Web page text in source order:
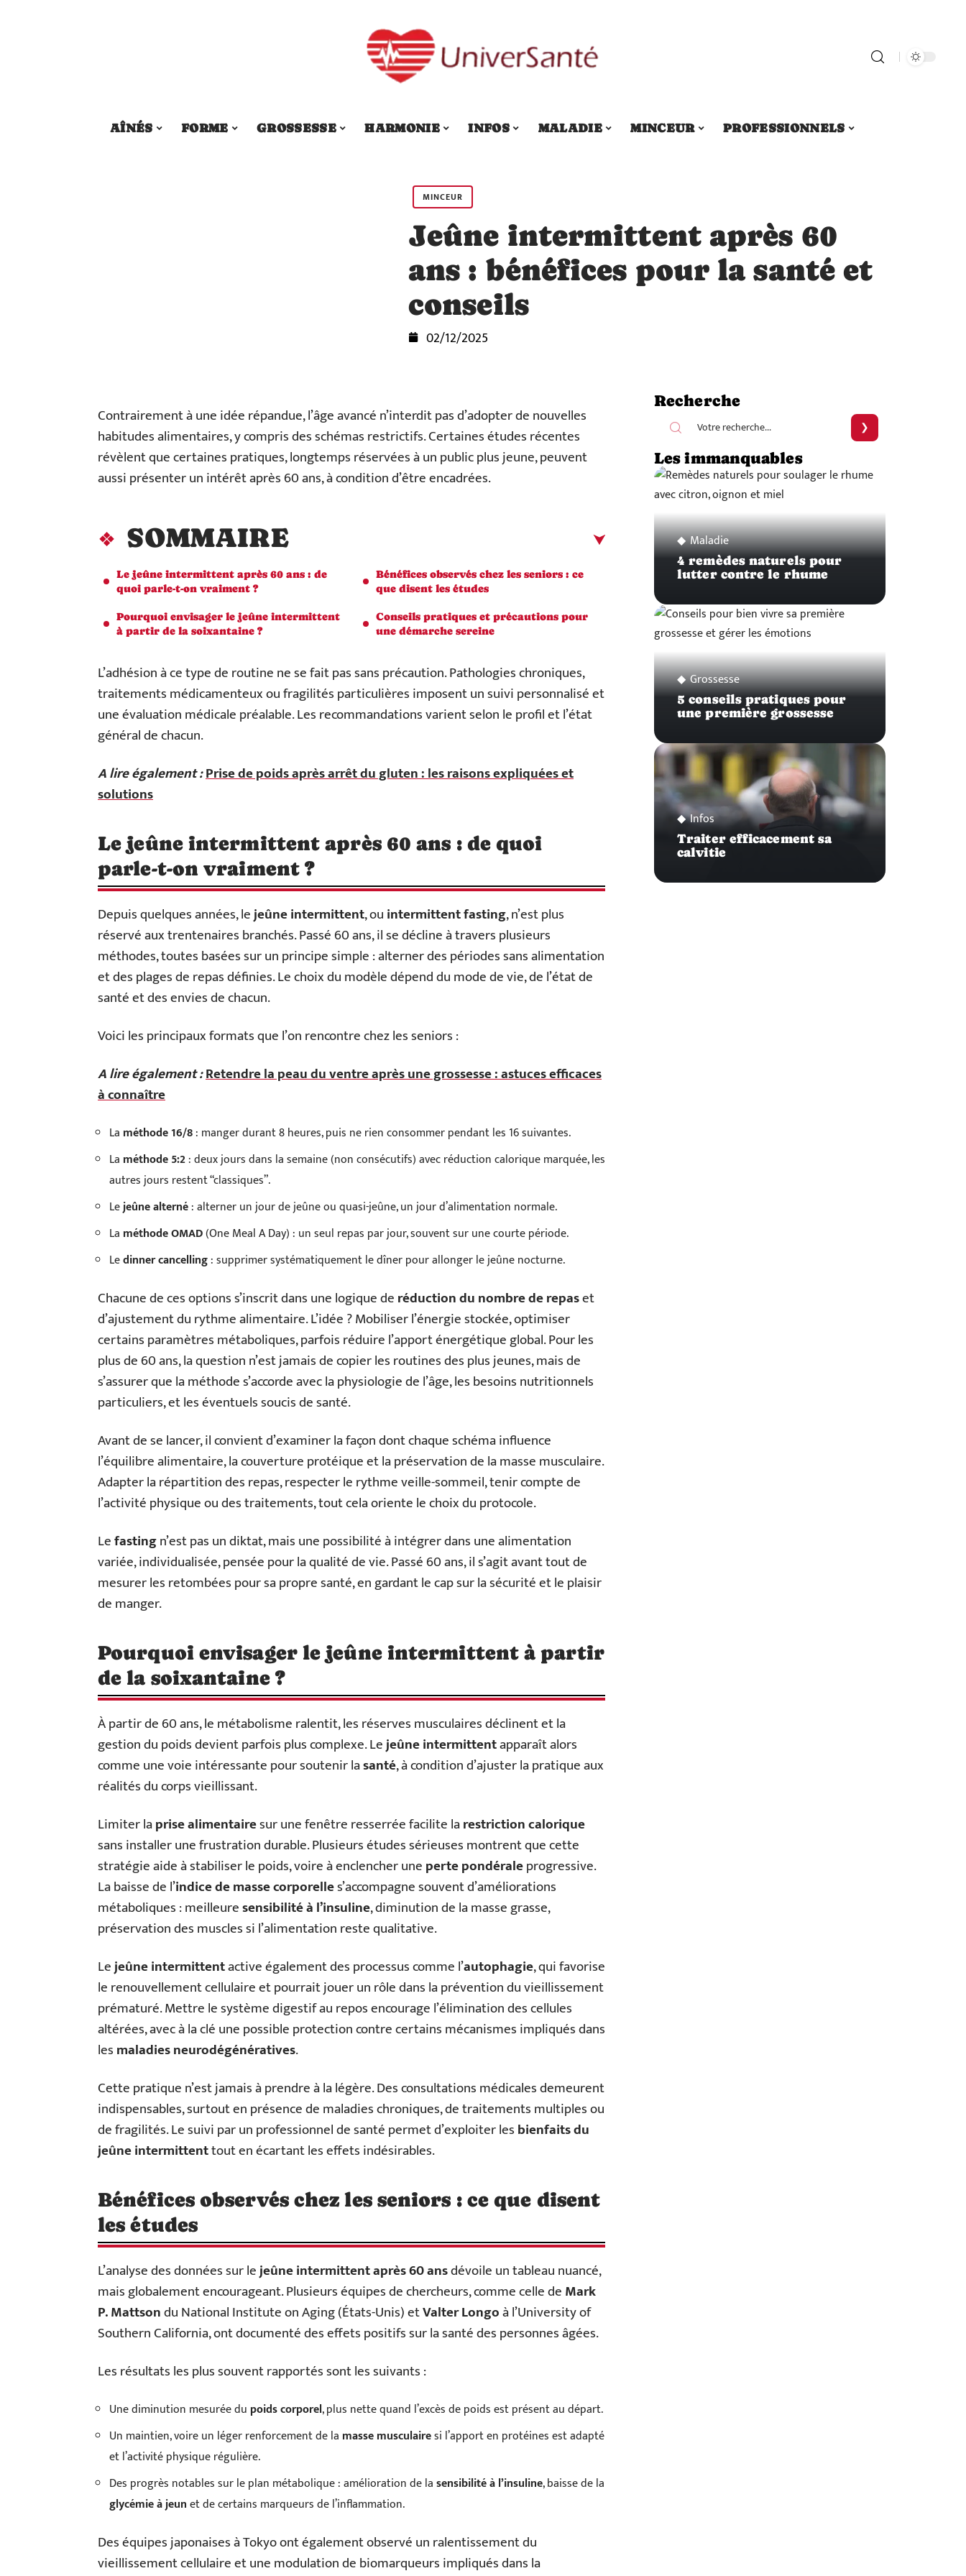
AÎNÉS FORME GROSSESSE HARMONIE INFOS MALADIE MINCEUR PROFESSIONNELS
MINCEUR
Jeûne intermittent après 60
ans : bénéfices pour la santé et
conseils
02/12/2025
Contrairement à une idée répandue, l’âge avancé n’interdit pas d’adopter de nouvelles
habitudes alimentaires, y compris des schémas restrictifs. Certaines études récentes
révèlent que certaines pratiques, longtemps réservées à un public plus jeune, peuvent
aussi présenter un intérêt après 60 ans, à condition d’être encadrées.
SOMMAIRE
Le jeûne intermittent après 60 ans : de
quoi parle-t-on vraiment ?
Pourquoi envisager le jeûne intermittent
à partir de la soixantaine ?
Bénéfices observés chez les seniors : ce
que disent les études
Conseils pratiques et précautions pour
une démarche sereine
L’adhésion à ce type de routine ne se fait pas sans précaution. Pathologies chroniques,
traitements médicamenteux ou fragilités particulières imposent un suivi personnalisé et
une évaluation médicale préalable. Les recommandations varient selon le profil et l’état
général de chacun.
A lire également :Prise de poids après arrêt du gluten : les raisons expliquées et
solutions
Le jeûne intermittent après 60 ans : de quoi
parle-t-on vraiment ?
Depuis quelques années, lejeûne intermittent, ouintermittent fasting, n’est plus
réservé aux trentenaires branchés. Passé 60 ans, il se décline à travers plusieurs
méthodes, toutes basées sur un principe simple : alterner des périodes sans alimentation
et des plages de repas définies. Le choix du modèle dépend du mode de vie, de l’état de
santé et des envies de chacun.
Voici les principaux formats que l’on rencontre chez les seniors :
A lire également :Retendre la peau du ventre après une grossesse : astuces efficaces
à connaître
La méthode 16/8: manger durant 8 heures, puis ne rien consommer pendant les 16 suivantes.
La méthode 5:2: deux jours dans la semaine (non consécutifs) avec réduction calorique marquée, les
autres jours restent “classiques”.
Lejeûne alterné: alterner un jour de jeûne ou quasi-jeûne, un jour d’alimentation normale.
La méthode OMAD(One Meal A Day) : un seul repas par jour, souvent sur une courte période.
Ledinner cancelling: supprimer systématiquement le dîner pour allonger le jeûne nocturne.
Chacune de ces options s’inscrit dans une logique deréduction du nombre de repaset
d’ajustement du rythme alimentaire. L’idée ? Mobiliser l’énergie stockée, optimiser
certains paramètres métaboliques, parfois réduire l’apport énergétique global. Pour les
plus de 60 ans, la question n’est jamais de copier les routines des plus jeunes, mais de
s’assurer que la méthode s’accorde avec la physiologie de l’âge, les besoins nutritionnels
particuliers, et les éventuels soucis de santé.
Avant de se lancer, il convient d’examiner la façon dont chaque schéma influence
l’équilibre alimentaire, la couverture protéique et la préservation de la masse musculaire.
Adapter la répartition des repas, respecter le rythme veille-sommeil, tenir compte de
l’activité physique ou des traitements, tout cela oriente le choix du protocole.
Lefastingn’est pas un diktat, mais une possibilité à intégrer dans une alimentation
variée, individualisée, pensée pour la qualité de vie. Passé 60 ans, il s’agit avant tout de
mesurer les retombées pour sa propre santé, en gardant le cap sur la sécurité et le plaisir
de manger.
Pourquoi envisager le jeûne intermittent à partir
de la soixantaine ?
À partir de 60 ans, le métabolisme ralentit, les réserves musculaires déclinent et la
gestion du poids devient parfois plus complexe. Lejeûne intermittentapparaît alors
comme une voie intéressante pour soutenir lasanté, à condition d’ajuster la pratique aux
réalités du corps vieillissant.
Limiter laprise alimentairesur une fenêtre resserrée facilite larestriction calorique
sans installer une frustration durable. Plusieurs études sérieuses montrent que cette
stratégie aide à stabiliser le poids, voire à enclencher uneperte pondéraleprogressive.
La baisse de l’indice de masse corporelles’accompagne souvent d’améliorations
métaboliques : meilleuresensibilité à l’insuline, diminution de la masse grasse,
préservation des muscles si l’alimentation reste qualitative.
Lejeûne intermittentactive également des processus comme l’autophagie, qui favorise
le renouvellement cellulaire et pourrait jouer un rôle dans la prévention du vieillissement
prématuré. Mettre le système digestif au repos encourage l’élimination des cellules
altérées, avec à la clé une possible protection contre certains mécanismes impliqués dans
lesmaladies neurodégénératives.
Cette pratique n’est jamais à prendre à la légère. Des consultations médicales demeurent
indispensables, surtout en présence de maladies chroniques, de traitements multiples ou
de fragilités. Le suivi par un professionnel de santé permet d’exploiter lesbienfaits du
jeûne intermittenttout en écartant les effets indésirables.
Bénéfices observés chez les seniors : ce que disent
les études
L’analyse des données sur lejeûne intermittent après 60 ansdévoile un tableau nuancé,
mais globalement encourageant. Plusieurs équipes de chercheurs, comme celle deMark
P. Mattsondu National Institute on Aging (États-Unis) etValter Longoà l’University of
Southern California, ont documenté des effets positifs sur la santé des personnes âgées.
Les résultats les plus souvent rapportés sont les suivants :
Une diminution mesurée du poids corporel, plus nette quand l’excès de poids est présent au départ.
Un maintien, voire un léger renforcement de la masse musculairesi l’apport en protéines est adapté
et l’activité physique régulière.
Des progrès notables sur le plan métabolique : amélioration de lasensibilité à l’insuline, baisse de la
glycémie à jeunet de certains marqueurs de l’inflammation.
Des équipes japonaises à Tokyo ont également observé un ralentissement du
vieillissement cellulaire et une modulation de biomarqueurs impliqués dans la
Recherche
Les immanquables
Maladie
4 remèdes naturels pour
lutter contre le rhume
Grossesse
5 conseils pratiques pour
une première grossesse
Infos
Traiter efficacement sa
calvitie